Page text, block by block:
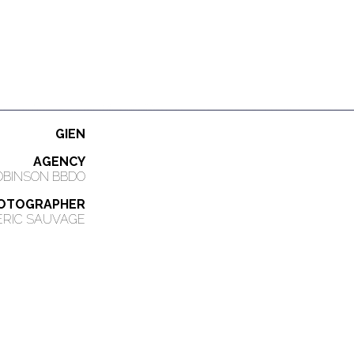
GIEN
AGENCY
BBDO
SAUVAGE